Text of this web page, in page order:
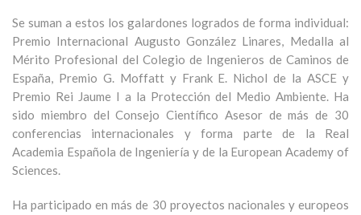
Se suman a estos los galardones logrados de forma individual:
Premio Internacional Augusto González Linares, Medalla al
Mérito Profesional del Colegio de Ingenieros de Caminos de
España, Premio G. Moffatt y Frank E. Nichol de la ASCE y
Premio Rei Jaume I a la Protección del Medio Ambiente. Ha
sido miembro del Consejo Científico Asesor de más de 30
conferencias internacionales y forma parte de la Real
Academia Española de Ingeniería y de la European Academy of
Sciences.
Ha participado en más de 30 proyectos nacionales y europeos